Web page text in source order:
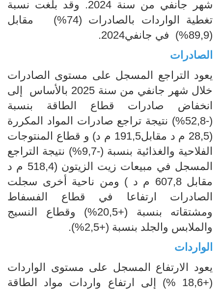
شهر جانفي من سنة 2024. وقد بلغت نسبة
تغطية الواردات بالصادرات (74%) مقابل
(89,9%) في جانفي2024.
الصادرات
يعود التراجع المسجل على مستوى الصادرات
خلال شهر جانفي من سنة 2025 بالأساس إلى
انخفاض صادرات قطاع الطاقة بنسبة
(-52,8%) نتيجة تراجع صادرات المواد المكررة
(28,5 م د مقابل191,5 م د) و قطاع المنتوجات
الفلاحية والغذائية بنسبة (-9,7%) نتيجة التراجع
المسجل في مبيعات زيت الزيتون (518,4 م د
مقابل 607,8 م د ) ومن ناحية أخرى سجلت
الصادرات ارتفاعا في قطاع الفسفاط
ومشتقاته بنسبة (+20,5%) وقطاع النسيج
والملابس والجلد بنسبة (+2,5%).
الواردات
يعود الارتفاع المسجل على مستوى الواردات
(+18,6 %) إلى ارتفاع واردات مواد الطاقة